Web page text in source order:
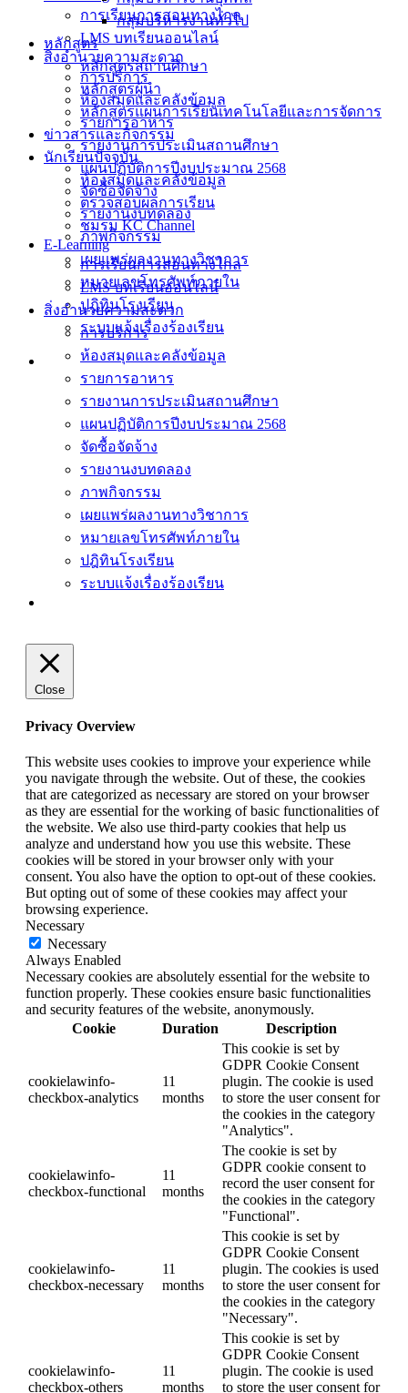
การเรียนการสอนทางไกล
LMS บทเรียนออนไลน์
สิ่งอำนวยความสะดวก
การบริการ
ห้องสมุดและคลังข้อมูล
รายการอาหาร
รายงานการประเมินสถานศึกษา
แผนปฏิบัติการปีงบประมาณ 2568
จัดซื้อจัดจ้าง
รายงานงบทดลอง
ภาพกิจกรรม
เผยแพร่ผลงานทางวิชาการ
หมายเลขโทรศัพท์ภายใน
ปฎิทินโรงเรียน
ระบบแจ้งเรื่องร้องเรียน
กลุ่มบริหารงานทั่วไป
หลักสูตร
หลักสูตรสถานศึกษา
หลักสูตรผู้นำ
หลักสูตรแผนการเรียนเทคโนโลยีและการจัดการ
ข่าวสารและกิจกรรม
นักเรียนปัจจุบัน
ห้องสมุดและคลังข้อมูล
ตรวจสอบผลการเรียน
ชมรม KC Channel
E-Learning
การเรียนการสอนทางไกล
LMS บทเรียนออนไลน์
สิ่งอำนวยความสะดวก
การบริการ
ห้องสมุดและคลังข้อมูล
รายการอาหาร
รายงานการประเมินสถานศึกษา
แผนปฏิบัติการปีงบประมาณ 2568
จัดซื้อจัดจ้าง
รายงานงบทดลอง
ภาพกิจกรรม
เผยแพร่ผลงานทางวิชาการ
หมายเลขโทรศัพท์ภายใน
ปฎิทินโรงเรียน
ระบบแจ้งเรื่องร้องเรียน
Close
Privacy Overview
This website uses cookies to improve your experience while
you navigate through the website. Out of these, the cookies
that are categorized as necessary are stored on your browser
as they are essential for the working of basic functionalities of
the website. We also use third-party cookies that help us
analyze and understand how you use this website. These
cookies will be stored in your browser only with your
consent. You also have the option to opt-out of these cookies.
But opting out of some of these cookies may affect your
browsing experience.
Necessary
Necessary
Always Enabled
Necessary cookies are absolutely essential for the website to
function properly. These cookies ensure basic functionalities
and security features of the website, anonymously.
Cookie
Duration Description
cookielawinfo-
checkbox-analytics
11
months
This cookie is set by
GDPR Cookie Consent
plugin. The cookie is used
to store the user consent for
the cookies in the category
"Analytics".
cookielawinfo-
checkbox-functional
11
months
The cookie is set by
GDPR cookie consent to
record the user consent for
the cookies in the category
"Functional".
cookielawinfo-
checkbox-necessary
11
months
This cookie is set by
GDPR Cookie Consent
plugin. The cookies is used
to store the user consent for
the cookies in the category
"Necessary".
cookielawinfo-
checkbox-others
11
months
This cookie is set by
GDPR Cookie Consent
plugin. The cookie is used
to store the user consent for